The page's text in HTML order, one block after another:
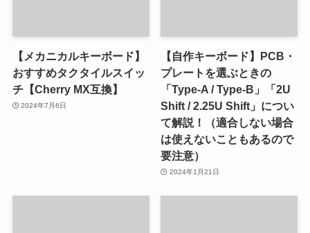
【メカニカルキーボード】
おすすめタクタイルスイッ
チ【Cherry MX互換】
2024年7月6日
【自作キーボード】PCB・
プレートを選ぶときの
「Type-A / Type-B」「2U
Shift / 2.25U Shift」につい
て解説！（適合しない場合
は使えないこともあるので
要注意）
2024年1月21日